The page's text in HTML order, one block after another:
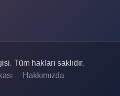
Tüm hakları saklıdır.
Hakkımızda